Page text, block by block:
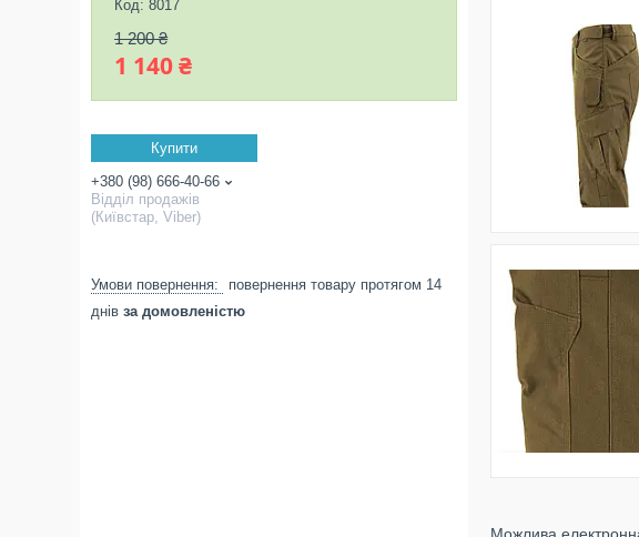
Код: 8017
1 200 ₴
1 140 ₴
Купити
+380 (98) 666-40-66
Відділ продажів
(Київстар, Viber)
повернення товару протягом 14
днів за домовленістю